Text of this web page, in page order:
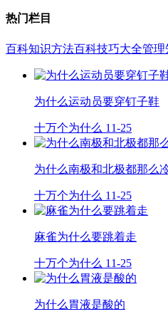
热门栏目
百科知识方法百科技巧大全管理
为什么运动员要穿钉子鞋
十万个为什么 11-25
为什么南极和北极都那么
十万个为什么 11-25
麻雀为什么要跳着走
十万个为什么 11-25
为什么胃液是酸的